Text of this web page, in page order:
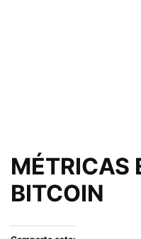
MÉTRICAS
BITCOIN